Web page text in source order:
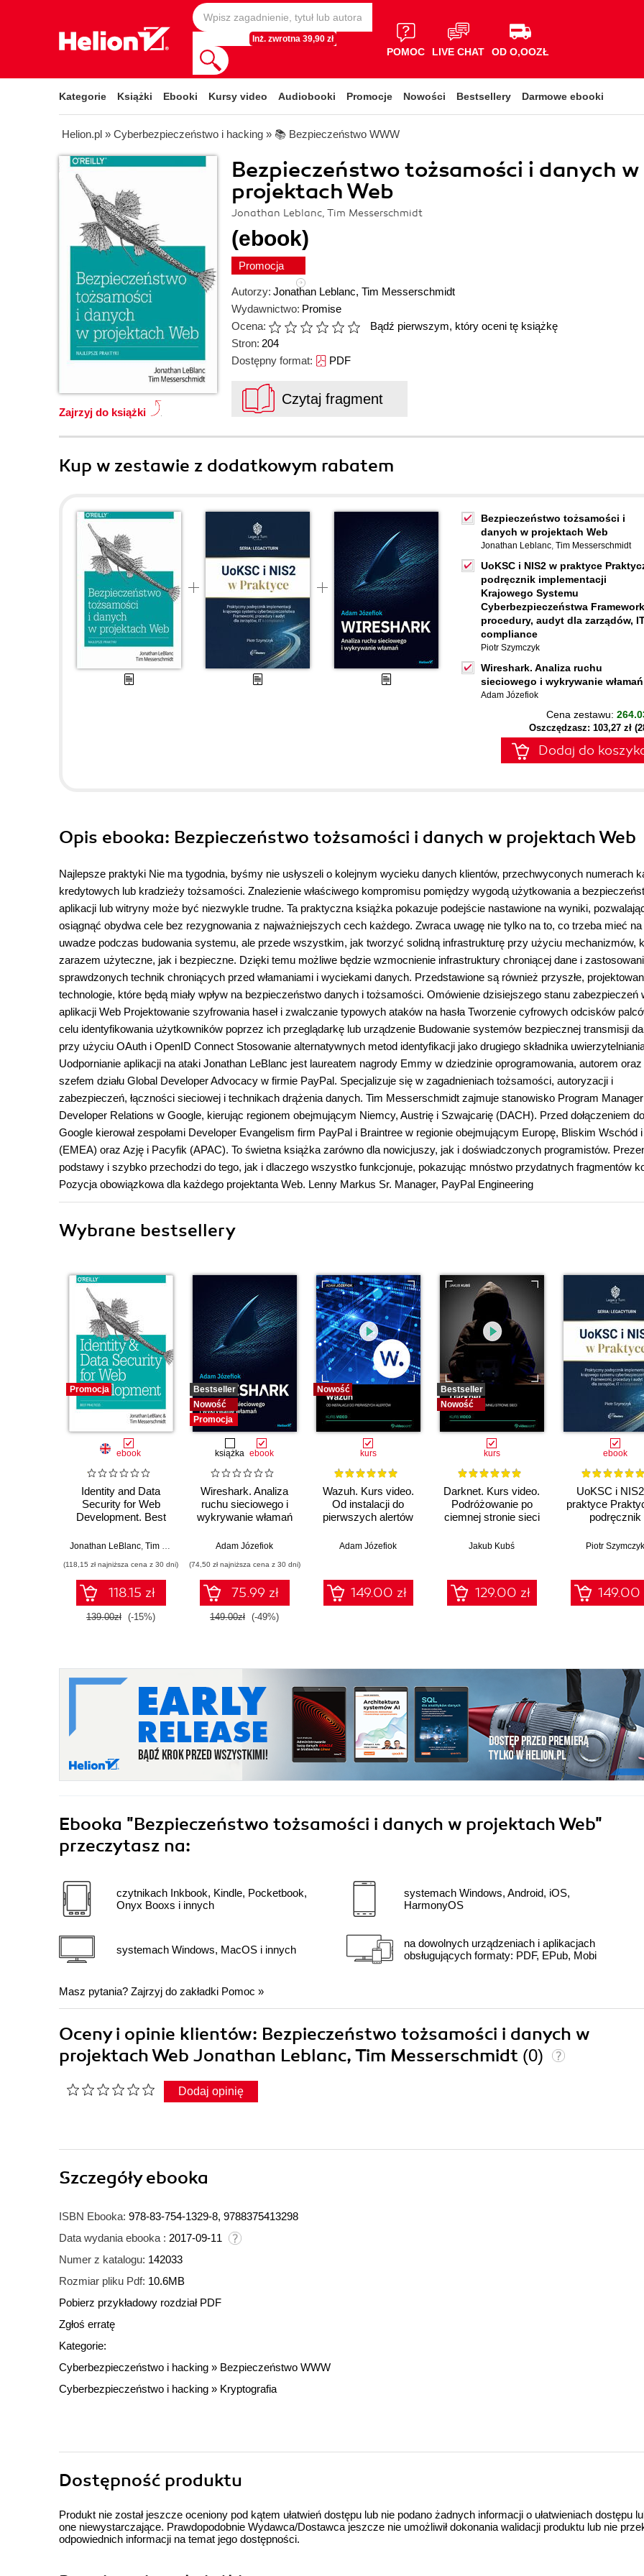
Inż. zwrotna 39,90 zł
POMOC LIVE CHAT OD O,OOZŁ
Kategorie Książki Ebooki Kursy video Audiobooki Promocje Nowości Bestsellery Darmowe ebooki
Helion.pl » Cyberbezpieczeństwo i hacking » 📚 Bezpieczeństwo WWW
Bezpieczeństwo tożsamości i danych w
projektach Web
Jonathan Leblanc, Tim Messerschmidt
(ebook)
Promocja
Zajrzyj do książki
Autorzy: Jonathan Leblanc, Tim Messerschmidt
Wydawnictwo: Promise
Ocena:
Bądź pierwszym, który oceni tę książkę
Stron: 204
Dostępny format: PDF
Czytaj fragment
Kup w zestawie z dodatkowym rabatem
Bezpieczeństwo tożsamości i
danych w projektach Web
Jonathan Leblanc, Tim Messerschmidt
UoKSC i NIS2 w praktyce
podręcznik implementacji
Krajowego Systemu
Cyberbezpieczeństwa
procedury, audyt dla zarządów,
compliance
Piotr Szymczyk
Wireshark. Analiza ruchu
sieciowego i wykrywanie włamań
Adam Józefiok
Cena zestawu:
Oszczędzasz: 103,27 zł
Dodaj do
Opis ebooka: Bezpieczeństwo tożsamości i danych w projektach Web
Najlepsze praktyki Nie ma tygodnia, byśmy nie usłyszeli o kolejnym wycieku danych klientów, przechwyconych numerach
kredytowych lub kradzieży tożsamości. Znalezienie właściwego kompromisu pomiędzy wygodą użytkowania a
aplikacji lub witryny może być niezwykle trudne. Ta praktyczna książka pokazuje podejście nastawione na wyniki,
osiągnąć obydwa cele bez rezygnowania z najważniejszych cech każdego. Zwraca uwagę nie tylko na to, co trzeba mieć na
uwadze podczas budowania systemu, ale przede wszystkim, jak tworzyć solidną infrastrukturę przy użyciu mechanizmów,
zarazem użyteczne, jak i bezpieczne. Dzięki temu możliwe będzie wzmocnienie infrastruktury chroniącej dane i
sprawdzonych technik chroniących przed włamaniami i wyciekami danych. Przedstawione są również przyszłe,
technologie, które będą miały wpływ na bezpieczeństwo danych i tożsamości. Omówienie dzisiejszego stanu zabezpieczeń
aplikacji Web Projektowanie szyfrowania haseł i zwalczanie typowych ataków na hasła Tworzenie cyfrowych odcisków
celu identyfikowania użytkowników poprzez ich przeglądarkę lub urządzenie Budowanie systemów bezpiecznej transmisji
przy użyciu OAuth i OpenID Connect Stosowanie alternatywnych metod identyfikacji jako drugiego składnika
Uodpornianie aplikacji na ataki Jonathan LeBlanc jest laureatem nagrody Emmy w dziedzinie oprogramowania, autorem oraz
szefem działu Global Developer Advocacy w firmie PayPal. Specjalizuje się w zagadnieniach tożsamości, autoryzacji i
zabezpieczeń, łączności sieciowej i technikach drążenia danych. Tim Messerschmidt zajmuje stanowisko Program
Developer Relations w Google, kierując regionem obejmującym Niemcy, Austrię i Szwajcarię (DACH). Przed dołączeniem do
Google kierował zespołami Developer Evangelism firm PayPal i Braintree w regionie obejmującym Europę, Bliskim Wschód
(EMEA) oraz Azję i Pacyfik (APAC). To świetna książka zarówno dla nowicjuszy, jak i doświadczonych programistów.
podstawy i szybko przechodzi do tego, jak i dlaczego wszystko funkcjonuje, pokazując mnóstwo przydatnych fragmentów
Pozycja obowiązkowa dla każdego projektanta Web. Lenny Markus Sr. Manager, PayPal Engineering
Wybrane bestsellery
Promocja
ebook
Identity and Data
Security for Web
Development. Best
Jonathan LeBlanc, Tim Messerschmidt
(118,15 zł najniższa cena z 30 dni)
118.15 zł
139.00zł (-15%)
Bestseller
Nowość
Promocja
książka ebook
Wireshark. Analiza
ruchu sieciowego i
wykrywanie włamań
Adam Józefiok
(74,50 zł najniższa cena z 30 dni)
75.99 zł
149.00zł (-49%)
Nowość
kurs
Wazuh. Kurs video.
Od instalacji do
pierwszych alertów
Adam Józefiok
149.00 zł
Bestseller
Nowość
kurs
Darknet. Kurs video.
Podróżowanie po
ciemnej stronie sieci
Jakub Kubś
129.00 zł
ebook
UoKSC i
praktyce
podręcznik
Krajowego
procedury,
zarządów,
compliance
Piotr Szymczyk
149.00
Ebooka "Bezpieczeństwo tożsamości i danych w projektach Web"
przeczytasz na:
czytnikach Inkbook, Kindle, Pocketbook,
Onyx Booxs i innych
systemach Windows, MacOS i innych
systemach Windows, Android, iOS,
HarmonyOS
na dowolnych urządzeniach i aplikacjach
obsługujących formaty: PDF, EPub, Mobi
Masz pytania? Zajrzyj do zakładki Pomoc »
Oceny i opinie klientów: Bezpieczeństwo tożsamości i danych w
projektach Web Jonathan Leblanc, Tim Messerschmidt (0)
Dodaj opinię
Szczegółyebooka
ISBN Ebooka: 978-83-754-1329-8, 9788375413298
Data wydania ebooka : 2017-09-11
Numer z katalogu: 142033
Rozmiar pliku Pdf: 10.6MB
Pobierz przykładowy rozdział PDF
Zgłoś erratę
Kategorie:
Cyberbezpieczeństwo i hacking » Bezpieczeństwo WWW
Cyberbezpieczeństwo i hacking » Kryptografia
Dostępność produktu
Produkt nie został jeszcze oceniony pod kątem ułatwień dostępu lub nie podano żadnych informacji o ułatwieniach dostępu
one niewystarczające. Prawdopodobnie Wydawca/Dostawca jeszcze nie umożliwił dokonania walidacji produktu lub nie
odpowiednich informacji na temat jego dostępności.